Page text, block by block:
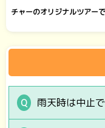
チャーのオリジナルツアー
雨天時は中止